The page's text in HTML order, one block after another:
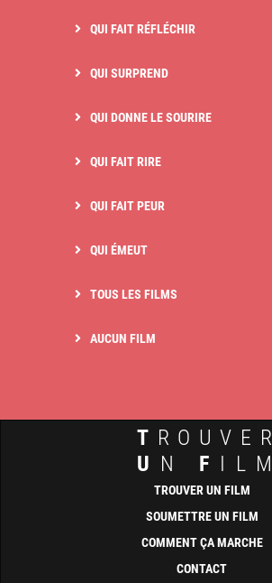
QUI FAIT RÉFLÉCHIR
QUI SURPREND
QUI DONNE LE SOURIRE
QUI FAIT RIRE
QUI FAIT PEUR
QUI ÉMEUT
TOUS LES FILMS
AUCUN FILM
T ROUVER
U N F ILM
TROUVER UN FILM
SOUMETTRE UN FILM
COMMENT ÇA MARCHE
CONTACT